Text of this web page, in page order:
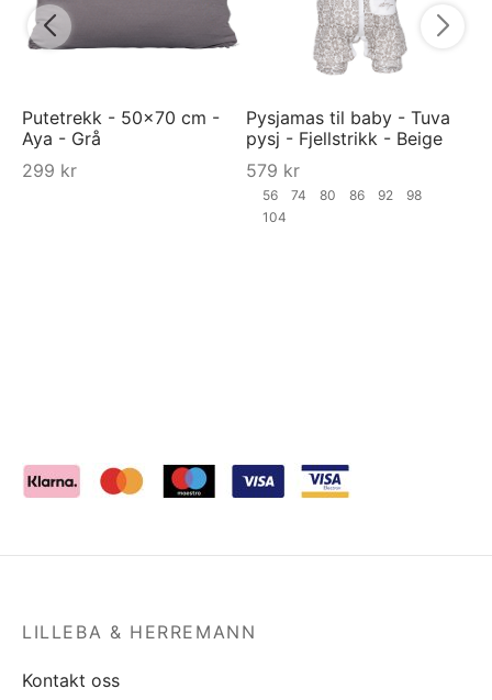
Putetrekk - 50x70 cm -
Aya - Grå
299 kr
Pysjamas til baby - Tuva
pysj - Fjellstrikk - Beige
579 kr
56 74 80 86 92
98
104
LILLEBA & HERREMANN
Kontakt oss